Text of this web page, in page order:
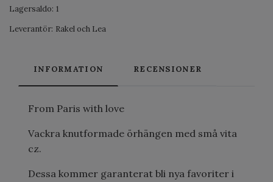
Lagersaldo: 1
Leverantör: Rakel och Lea
INFORMATION RECENSIONER
From Paris with love
Vackra knutformade örhängen med små vita
cz.
Dessa kommer garanterat bli nya favoriter i